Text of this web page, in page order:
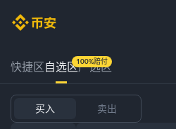
快捷区自选区严选区
100%赔付
买入 卖出